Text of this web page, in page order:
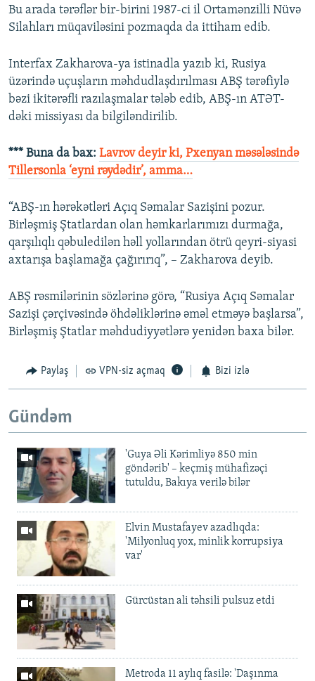
Bu arada tərəflər bir-birini 1987-ci il Ortamənzilli Nüvə
Silahları müqaviləsini pozmaqda da ittiham edib.
Interfax Zakharova-ya istinadla yazıb ki, Rusiya
üzərində uçuşların məhdudlaşdırılması ABŞ tərəfiylə
bəzi ikitərəfli razılaşmalar tələb edib, ABŞ-ın ATƏT-
dəki missiyası da bilgiləndirilib.
*** Buna da bax: Lavrov deyir ki, Pxenyan məsələsində
Tillersonla ‘eyni rəydədir’, amma…
“ABŞ-ın hərəkətləri Açıq Səmalar Sazişini pozur.
Birləşmiş Ştatlardan olan həmkarlarımızı durmağa,
qarşılıqlı qəbuledilən həll yollarından ötrü qeyri-siyasi
axtarışa başlamağa çağırırıq”, – Zakharova deyib.
ABŞ rəsmilərinin sözlərinə görə, “Rusiya Açıq Səmalar
Sazişi çərçivəsində öhdəliklərinə əməl etməyə başlarsa”,
Birləşmiş Ştatlar məhdudiyyətlərə yenidən baxa bilər.
Paylaş VPN-siz açmaq Bizi izlə
Gündəm
'Guya Əli Kərimliyə 850 min
göndərib' – keçmiş mühafizəçi
tutuldu, Bakıya verilə bilər
Elvin Mustafayev azadlıqda:
'Milyonluq yox, minlik korrupsiya
var'
Gürcüstan ali təhsili pulsuz etdi
Metroda 11 aylıq fasilə: 'Daşınma